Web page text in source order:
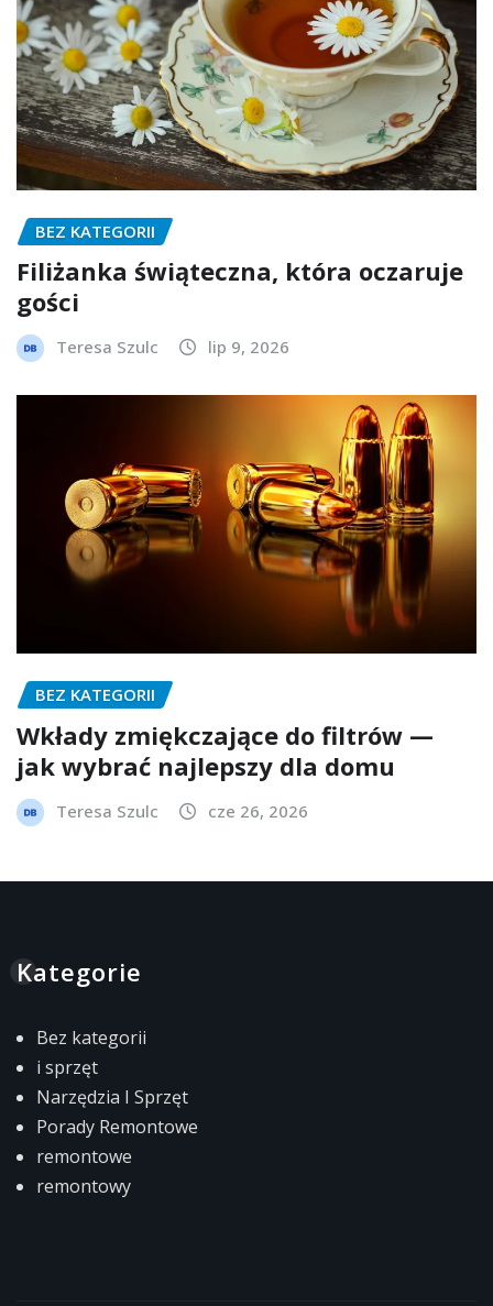
BEZ KATEGORII
Filiżanka świąteczna, która oczaruje
gości
Teresa Szulc lip 9, 2026
BEZ KATEGORII
Wkłady zmiękczające do filtrów —
jak wybrać najlepszy dla domu
Teresa Szulc cze 26, 2026
Kategorie
Bez kategorii
i sprzęt
Narzędzia I Sprzęt
Porady Remontowe
remontowe
remontowy